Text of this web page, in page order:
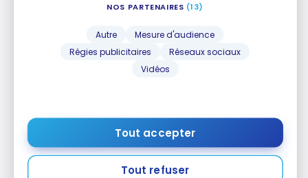
NOS PARTENAIRES (13)
Autre
Mesure d'audience
Régies publicitaires
Réseaux sociaux
Vidéos
Tout accepter
Tout refuser
jusqu'à 64
annulation de
voyage